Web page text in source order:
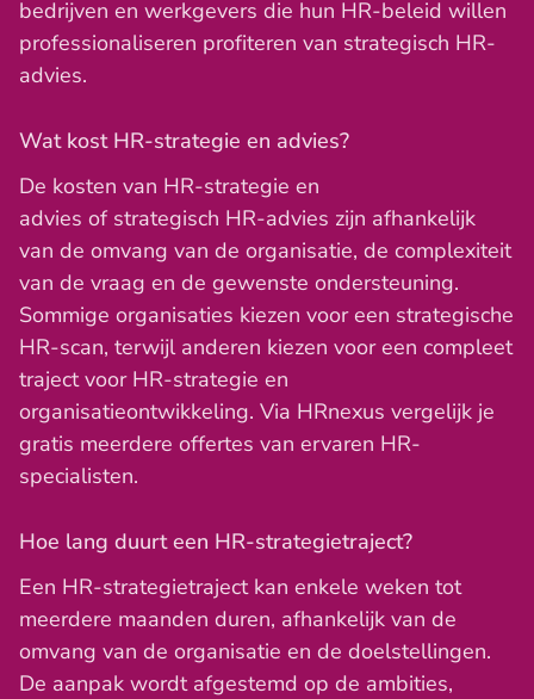
bedrijven en werkgevers die hun HR-beleid willen
professionaliseren profiteren van strategisch HR-
advies.
Wat kost HR-strategie en advies?
De kosten van HR-strategie en
advies of strategisch HR-advies zijn afhankelijk
van de omvang van de organisatie, de complexiteit
van de vraag en de gewenste ondersteuning.
Sommige organisaties kiezen voor een strategische
HR-scan, terwijl anderen kiezen voor een compleet
traject voor HR-strategie en
organisatieontwikkeling. Via HRnexus vergelijk je
gratis meerdere offertes van ervaren HR-
specialisten.
Hoe lang duurt een HR-strategietraject?
Een HR-strategietraject kan enkele weken tot
meerdere maanden duren, afhankelijk van de
omvang van de organisatie en de doelstellingen.
De aanpak wordt afgestemd op de ambities,